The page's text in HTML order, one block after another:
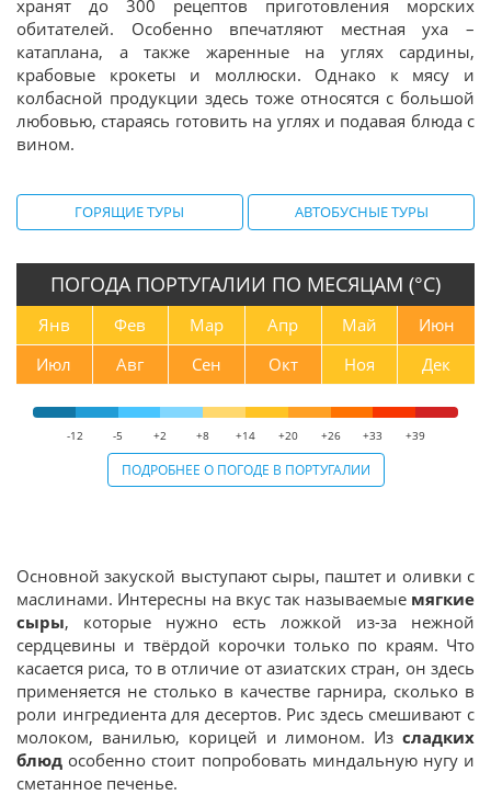
хранят до 300 рецептов приготовления морских
обитателей. Особенно впечатляют местная уха –
катаплана, а также жаренные на углях сардины,
крабовые крокеты и моллюски. Однако к мясу и
колбасной продукции здесь тоже относятся с большой
любовью, стараясь готовить на углях и подавая блюда с
вином.
ГОРЯЩИЕ ТУРЫ АВТОБУСНЫЕ ТУРЫ
ПОГОДА ПОРТУГАЛИИ ПО МЕСЯЦАМ (°С)
Янв Фев Мар Апр Май
Июн
Июл
Авг Сен Окт Ноя Дек
-12 -5 +2 +8 +14 +20 +26 +33 +39
ПОДРОБНЕЕ О ПОГОДЕ В ПОРТУГАЛИИ
Основной закуской выступают сыры, паштет и оливки с
маслинами. Интересны на вкус так называемые мягкие
сыры, которые нужно есть ложкой из-за нежной
сердцевины и твёрдой корочки только по краям. Что
касается риса, то в отличие от азиатских стран, он здесь
применяется не столько в качестве гарнира, сколько в
роли ингредиента для десертов. Рис здесь смешивают с
молоком, ванилью, корицей и лимоном. Из сладких
блюд особенно стоит попробовать миндальную нугу и
сметанное печенье.